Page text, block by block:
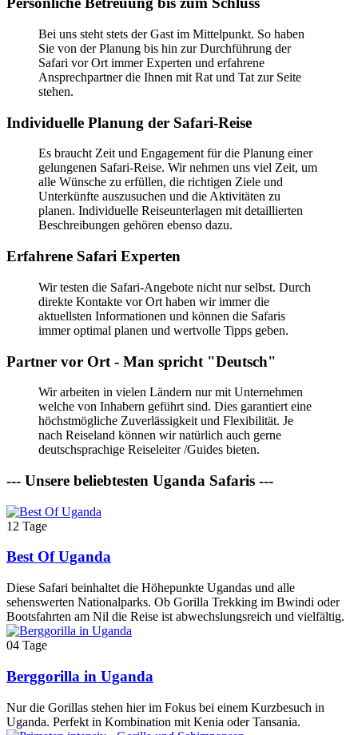
Bei uns steht stets der Gast im Mittelpunkt. So haben
Sie von der Planung bis hin zur Durchführung der
Safari vor Ort immer Experten und erfahrene
Ansprechpartner die Ihnen mit Rat und Tat zur Seite
stehen.
Individuelle Planung der Safari-Reise
Es braucht Zeit und Engagement für die Planung einer
gelungenen Safari-Reise. Wir nehmen uns viel Zeit, um
alle Wünsche zu erfüllen, die richtigen Ziele und
Unterkünfte auszusuchen und die Aktivitäten zu
planen. Individuelle Reiseunterlagen mit detaillierten
Beschreibungen gehören ebenso dazu.
Erfahrene Safari Experten
Wir testen die Safari-Angebote nicht nur selbst. Durch
direkte Kontakte vor Ort haben wir immer die
aktuellsten Informationen und können die Safaris
immer optimal planen und wertvolle Tipps geben.
Partner vor Ort - Man spricht "Deutsch"
Wir arbeiten in vielen Ländern nur mit Unternehmen
welche von Inhabern geführt sind. Dies garantiert eine
höchstmögliche Zuverlässigkeit und Flexibilität. Je
nach Reiseland können wir natürlich auch gerne
deutschsprachige Reiseleiter /Guides bieten.
--- Unsere beliebtesten Uganda Safaris ---
12 Tage
Best Of Uganda
Diese Safari beinhaltet die Höhepunkte Ugandas und alle
sehenswerten Nationalparks. Ob Gorilla Trekking im Bwindi oder
Bootsfahrten am Nil die Reise ist abwechslungsreich und vielfältig.
04 Tage
Berggorilla in Uganda
Nur die Gorillas stehen hier im Fokus bei einem Kurzbesuch in
Uganda. Perfekt in Kombination mit Kenia oder Tansania.